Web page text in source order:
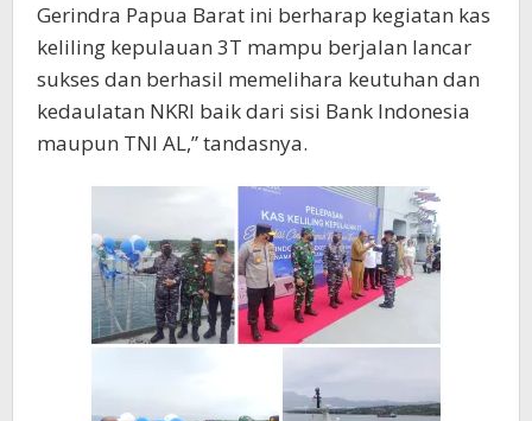
Gerindra Papua Barat ini berharap kegiatan kas
keliling kepulauan 3T mampu berjalan lancar
sukses dan berhasil memelihara keutuhan dan
kedaulatan NKRI baik dari sisi Bank Indonesia
maupun TNI AL,” tandasnya.